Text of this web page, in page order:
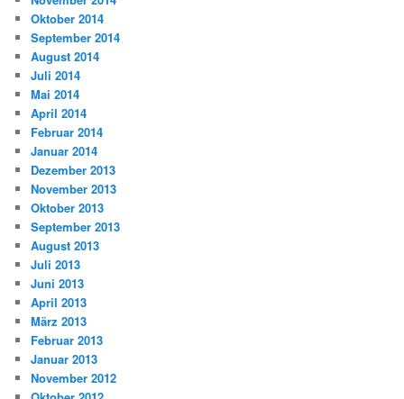
Oktober 2014
September 2014
August 2014
Juli 2014
Mai 2014
April 2014
Februar 2014
Januar 2014
Dezember 2013
November 2013
Oktober 2013
September 2013
August 2013
Juli 2013
Juni 2013
April 2013
März 2013
Februar 2013
Januar 2013
November 2012